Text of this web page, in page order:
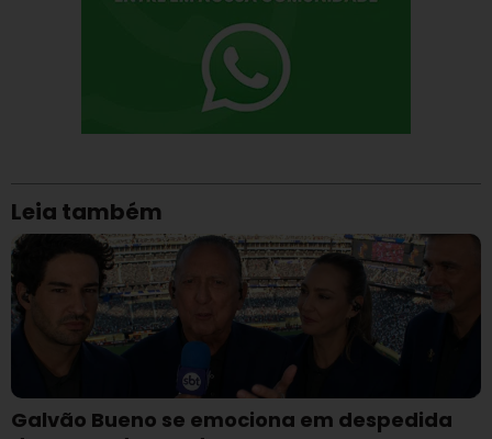
Leia também
Galvão Bueno se emociona em despedida